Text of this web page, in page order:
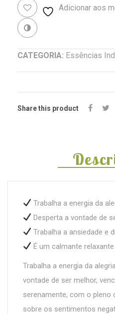
Melissa
(Lippia
alba)
Adicionar aos
CATEGORIA: Essências
Share this product
Trabalha a energia da
Desperta a vontade de
Trabalha a ansiedade e
É um calmante
Trabalha a energia da
vontade de ser melhor,
serenamente, com o
sobre os sentimentos